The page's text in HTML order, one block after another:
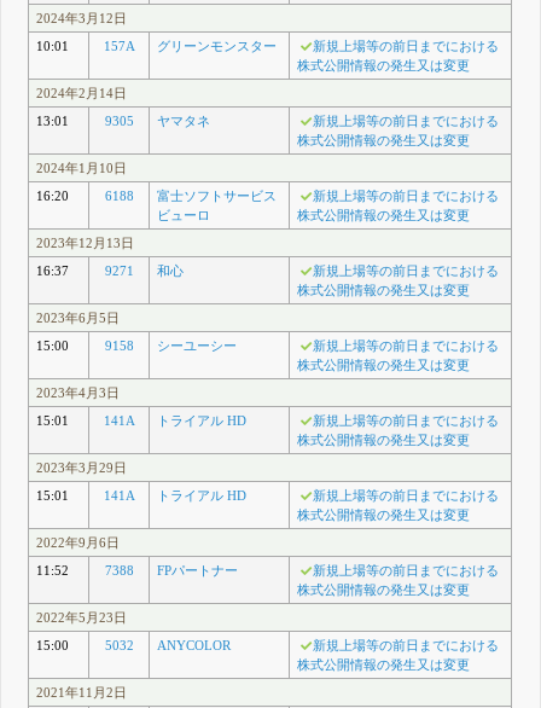
2024年3月12日
10:01
157A グリーンモンスター
新規上場等の前日までにおける
株式公開情報の発生又は変更
2024年2月14日
13:01
9305 ヤマタネ
新規上場等の前日までにおける
株式公開情報の発生又は変更
2024年1月10日
16:20
6188
富士ソフトサービス
ビューロ
新規上場等の前日までにおける
株式公開情報の発生又は変更
2023年12月13日
16:37
9271 和心
新規上場等の前日までにおける
株式公開情報の発生又は変更
2023年6月5日
15:00
9158 シーユーシー
新規上場等の前日までにおける
株式公開情報の発生又は変更
2023年4月3日
15:01
141A トライアル HD
新規上場等の前日までにおける
株式公開情報の発生又は変更
2023年3月29日
15:01
141A トライアル HD
新規上場等の前日までにおける
株式公開情報の発生又は変更
2022年9月6日
11:52
7388 FPパートナー
新規上場等の前日までにおける
株式公開情報の発生又は変更
2022年5月23日
15:00
5032 ANYCOLOR
新規上場等の前日までにおける
株式公開情報の発生又は変更
2021年11月2日